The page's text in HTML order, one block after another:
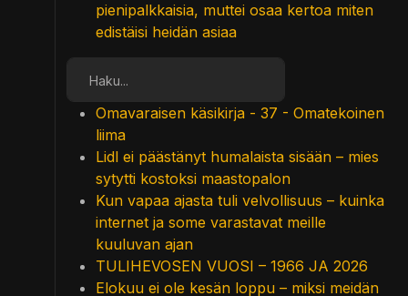
pienipalkkaisia, muttei osaa kertoa miten
edistäisi heidän asiaa
Omavaraisen käsikirja - 37 - Omatekoinen
liima
Lidl ei päästänyt humalaista sisään – mies
sytytti kostoksi maastopalon
Kun vapaa ajasta tuli velvollisuus – kuinka
internet ja some varastavat meille
kuuluvan ajan
TULIHEVOSEN VUOSI – 1966 JA 2026
Elokuu ei ole kesän loppu – miksi meidän